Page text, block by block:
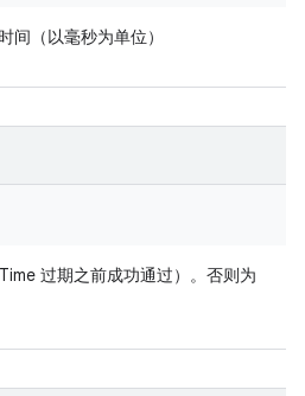
间（以毫秒为单位）
过期之前成功通过）。否则为